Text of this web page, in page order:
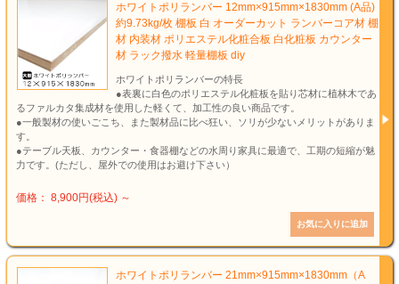
ホワイトポリランバー 12mm×915mm×1830mm (A品)
約9.73kg/枚 棚板 白 オーダーカット ランバーコア材 棚
材 内装材 ポリエステル化粧合板 白化粧板 カウンター
材 ラック撥水 軽量棚板 diy
ホワイトポリランバーの特長
●表裏に白色のポリエステル化粧板を貼り芯材に植林木であ
るファルカタ集成材を使用した軽くて、加工性の良い商品です。
●一般製材の使いごこち、また製材品に比べ狂い、ソリが少ないメリットがありま
す。
●テーブル天板、カウンター・食器棚などの水周り家具に最適で、工期の短縮が魅
力です。(ただし、屋外での使用はお避け下さい）
価格： 8,900円(税込) ～
ホワイトポリランバー 21mm×915mm×1830mm（A